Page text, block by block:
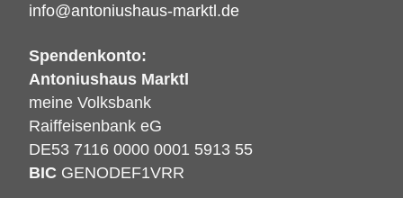
info@antoniushaus-marktl.de
Spendenkonto:
Antoniushaus Marktl
meine Volksbank
Raiffeisenbank eG
DE53 7116 0000 0001 5913 55
BIC GENODEF1VRR